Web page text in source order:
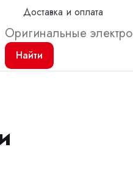
Доставка и оплата
Найти